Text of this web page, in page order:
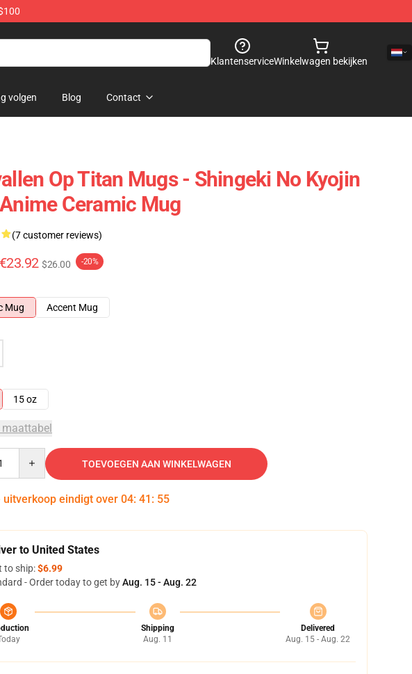
KlantenserviceWinkelwagen bekijken
volgen Blog Contact
Op Titan Mugs - Shingeki No Kyojin
Ceramic Mug
(7 customer reviews)
€23.92 $26.00 -20%
Mug
Accent Mug
15 oz
maattabel
TOEVOEGEN AAN WINKELWAGEN
uitverkoop eindigt over 04: 41 : 54
to United States
to ship:$6.99
- Order today to get byAug. 15 - Aug. 22
Shipping
Aug. 11
Delivered
Aug. 15 - Aug. 22